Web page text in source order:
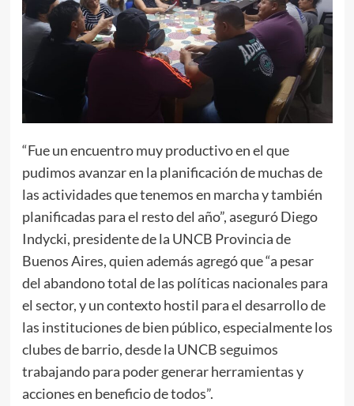
“Fue un encuentro muy productivo en el que
pudimos avanzar en la planificación de muchas de
las actividades que tenemos en marcha y también
planificadas para el resto del año”, aseguró Diego
Indycki, presidente de la UNCB Provincia de
Buenos Aires, quien además agregó que “a pesar
del abandono total de las políticas nacionales para
el sector, y un contexto hostil para el desarrollo de
las instituciones de bien público, especialmente los
clubes de barrio, desde la UNCB seguimos
trabajando para poder generar herramientas y
acciones en beneficio de todos”.